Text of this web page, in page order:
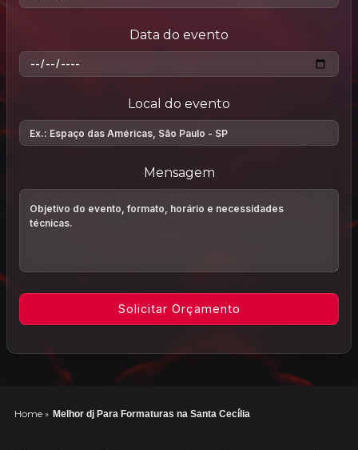
Data do evento
Local do evento
Mensagem
Home » Melhor dj Para Formaturas na Santa Cecília